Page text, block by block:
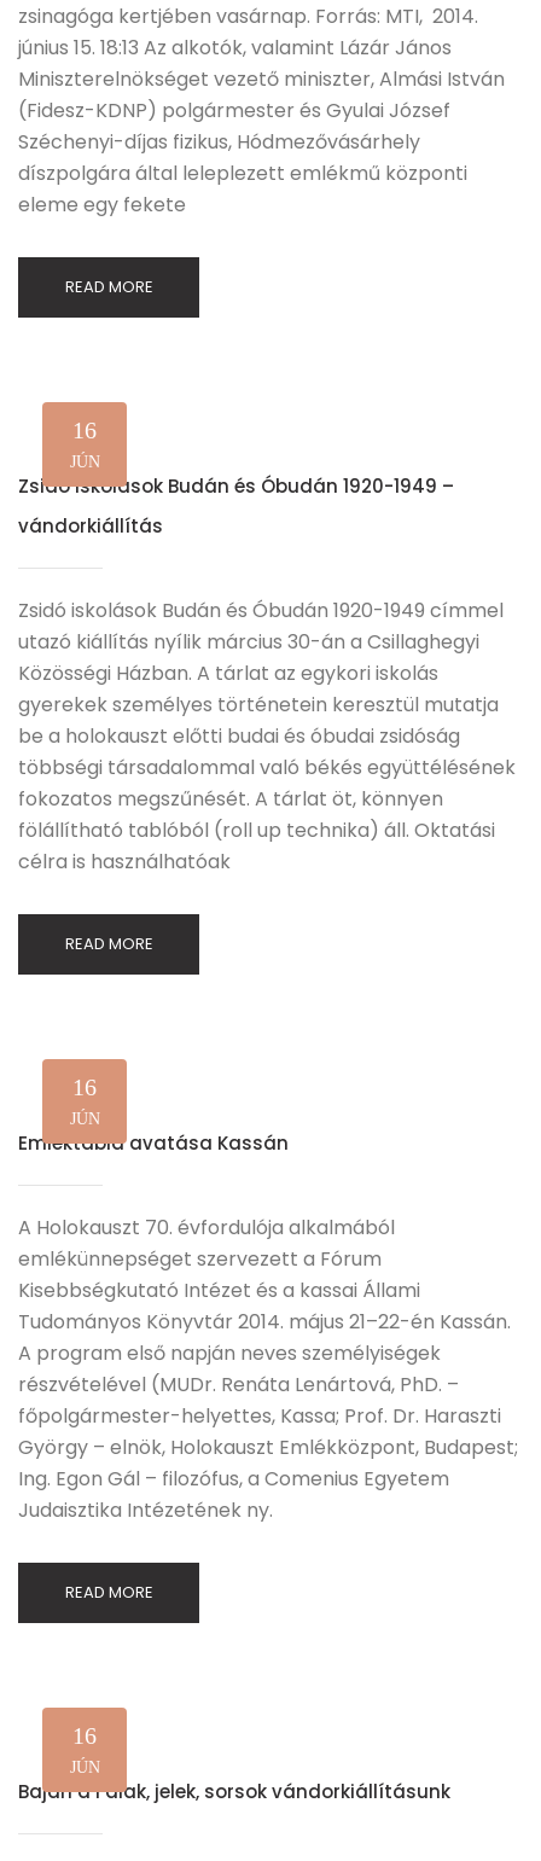
zsinagóga kertjében vasárnap. Forrás: MTI, 2014.
június 15. 18:13 Az alkotók, valamint Lázár János
Miniszterelnökséget vezető miniszter, Almási István
(Fidesz-KDNP) polgármester és Gyulai József
Széchenyi-díjas fizikus, Hódmezővásárhely
díszpolgára által leleplezett emlékmű központi
eleme egy fekete
READ MORE
16
JÚN
Zsidó iskolások Budán és Óbudán 1920-1949 –
vándorkiállítás
Zsidó iskolások Budán és Óbudán 1920-1949 címmel
utazó kiállítás nyílik március 30-án a Csillaghegyi
Közösségi Házban. A tárlat az egykori iskolás
gyerekek személyes történetein keresztül mutatja
be a holokauszt előtti budai és óbudai zsidóság
többségi társadalommal való békés együttélésének
fokozatos megszűnését. A tárlat öt, könnyen
fölállítható tablóból (roll up technika) áll. Oktatási
célra is használhatóak
READ MORE
16
JÚN
Emléktábla avatása Kassán
A Holokauszt 70. évfordulója alkalmából
emlékünnepséget szervezett a Fórum
Kisebbségkutató Intézet és a kassai Állami
Tudományos Könyvtár 2014. május 21–22-én Kassán.
A program első napján neves személyiségek
részvételével (MUDr. Renáta Lenártová, PhD. –
főpolgármester-helyettes, Kassa; Prof. Dr. Haraszti
György – elnök, Holokauszt Emlékközpont, Budapest;
Ing. Egon Gál – filozófus, a Comenius Egyetem
Judaisztika Intézetének ny.
READ MORE
16
JÚN
Baján a Falak, jelek, sorsok vándorkiállításunk